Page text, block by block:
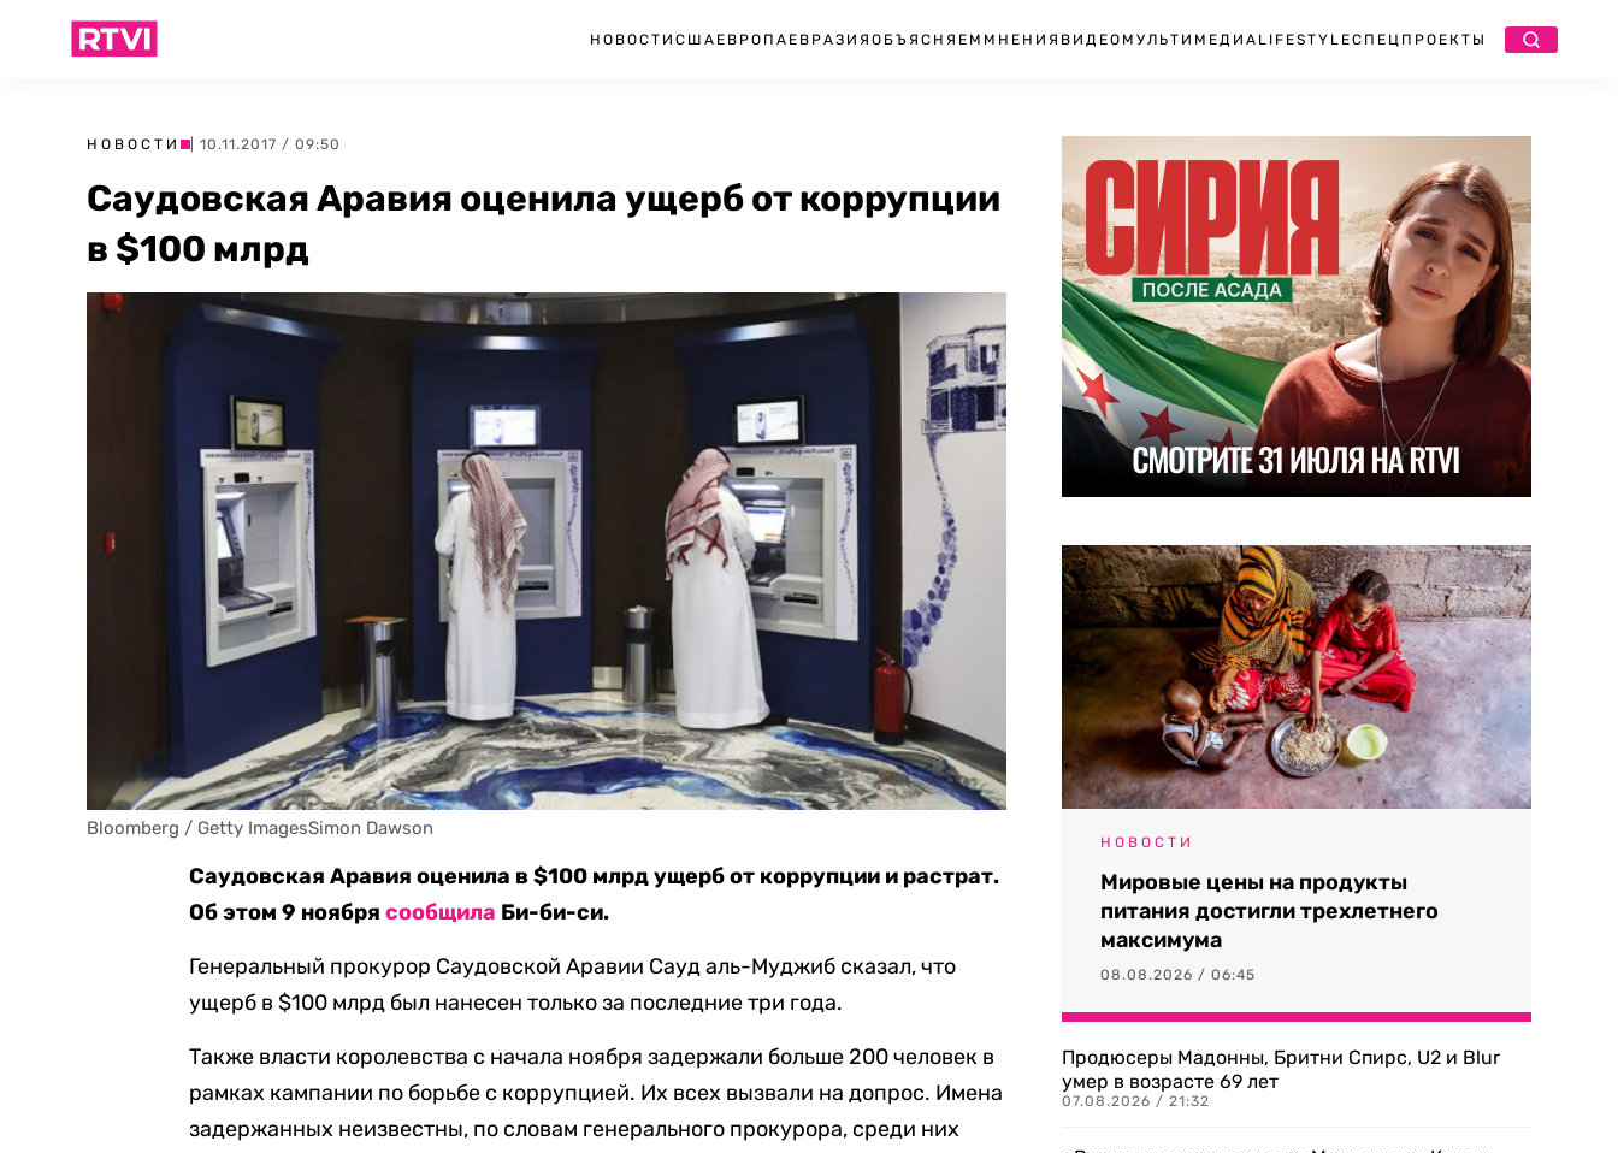
НОВОСТИ США ЕВРОПА ЕВРАЗИЯ ОБЪЯСНЯЕМ МНЕНИЯ ВИДЕО МУЛЬТИМЕДИА LIFESTYLEСПЕЦПРОЕКТЫ
НОВОСТИ | 10.11.2017 / 09:50
Саудовская Аравия оценила ущерб от коррупции
в $100 млрд
Bloomberg / Getty ImagesSimon Dawson
Саудовская Аравия оценила в $100 млрд ущерб от коррупции и растрат.
Об этом 9 ноябрясообщила Би-би-си.
Генеральный прокурор Саудовской Аравии Сауд аль-Муджиб сказал, что
ущерб в $100 млрд был нанесен только за последние три года.
Также власти королевства с начала ноября задержали больше 200 человек в
рамках кампании по борьбе с коррупцией. Их всех вызвали на допрос. Имена
задержанных неизвестны, по словам генерального прокурора, среди них
НОВОСТИ
Мировые цены на продукты
питания достигли трехлетнего
максимума
08.08.2026 / 06:45
Продюсеры Мадонны, Бритни Спирс, U2 и Blur
умер в возрасте 69 лет
07.08.2026 / 21:32